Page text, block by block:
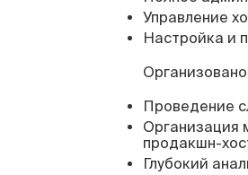
Управление
Настройка и
Проведение
Организация
продакшн-
Глубокий